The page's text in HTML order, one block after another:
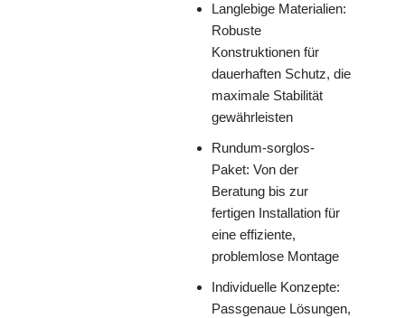
Langlebige Materialien:
Robuste
Konstruktionen für
dauerhaften Schutz, die
maximale Stabilität
gewährleisten
Rundum-sorglos-
Paket: Von der
Beratung bis zur
fertigen Installation für
eine effiziente,
problemlose Montage
Individuelle Konzepte:
Passgenaue Lösungen,